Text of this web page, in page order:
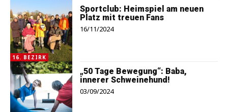
16. BEZIRK
Sportclub: Heimspiel am neuen
Platz mit treuen Fans
16/11/2024
„50 Tage Bewegung“: Baba,
innerer Schweinehund!
03/09/2024